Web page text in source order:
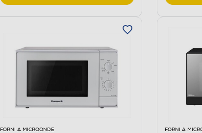
FORNI A MICROONDE FORNI A